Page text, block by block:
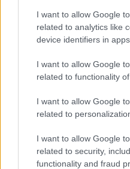
I want to allow Google
related to analytics like
device identifiers in apps.
I want to allow Google
related to functionality
I want to allow Google
related to
I want to allow Google
related to security,
functionality and fraud
Sajtó: Az Aston Martintól